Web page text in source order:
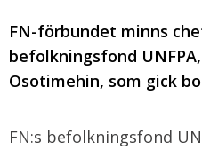
FN-förbundet minns
befolkningsfond
Osotimehin, som gick
FN:s befolkningsfond